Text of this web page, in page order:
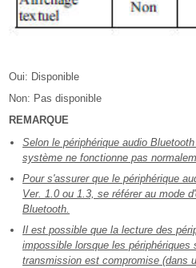
Oui: Disponible
Non: Pas disponible
REMARQUE
Selon le périphérique audio
système ne fonctionne pas
Pour s'assurer que le périphérique
Ver. 1.0 ou 1.3, se référer au mode
Bluetooth.
Il est possible que la lecture des
impossible lorsque les
transmission est compromise (dans